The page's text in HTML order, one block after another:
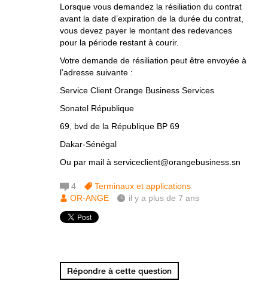
Lorsque vous demandez la résiliation du contrat
avant la date d’expiration de la durée du contrat,
vous devez payer le montant des redevances
pour la période restant à courir.
Votre demande de résiliation peut être envoyée à
l’adresse suivante :
Service Client Orange Business Services
Sonatel République
69, bvd de la République BP 69
Dakar-Sénégal
Ou par mail à serviceclient@orangebusiness.sn
4
Terminaux et applications
OR-ANGE
il y a plus de 7 ans
Répondre à cette question